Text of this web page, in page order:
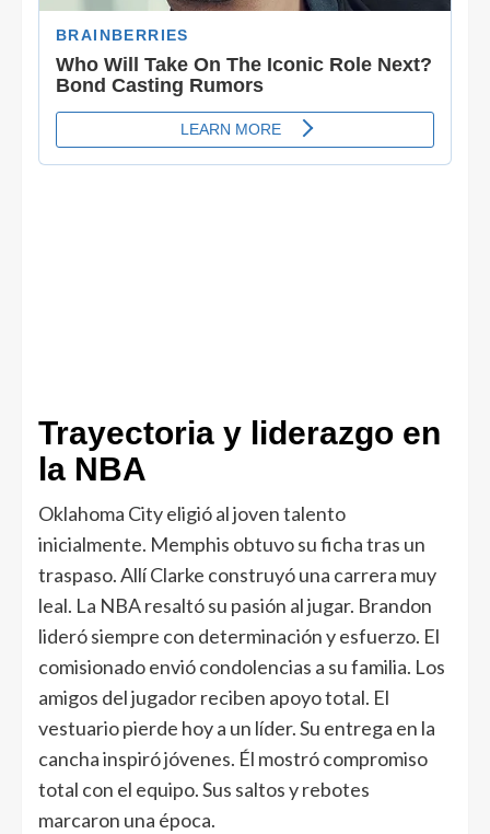
Trayectoria y liderazgo en
la NBA
Oklahoma City eligió al joven talento
inicialmente. Memphis obtuvo su ficha tras un
traspaso. Allí Clarke construyó una carrera muy
leal. La NBA resaltó su pasión al jugar. Brandon
lideró siempre con determinación y esfuerzo. El
comisionado envió condolencias a su familia. Los
amigos del jugador reciben apoyo total. El
vestuario pierde hoy a un líder. Su entrega en la
cancha inspiró jóvenes. Él mostró compromiso
total con el equipo. Sus saltos y rebotes
marcaron una época.